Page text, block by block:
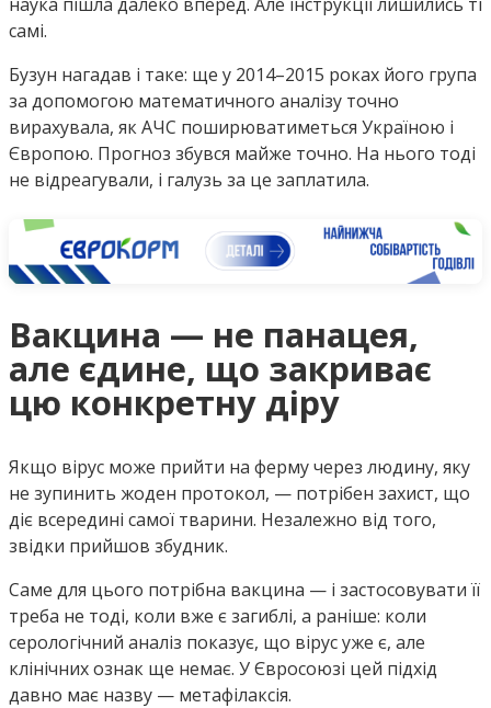
самі.
Бузун нагадав і таке: ще у 2014–2015 роках його група
за допомогою математичного аналізу точно
вирахувала, як АЧС поширюватиметься Україною і
Європою. Прогноз збувся майже точно. На нього тоді
не відреагували, і галузь за це заплатила.
Вакцина — не панацея,
але єдине, що закриває
цю конкретну діру
Якщо вірус може прийти на ферму через людину, яку
не зупинить жоден протокол, — потрібен захист, що
діє всередині самої тварини. Незалежно від того,
звідки прийшов збудник.
Саме для цього потрібна вакцина — і застосовувати її
треба не тоді, коли вже є загиблі, а раніше: коли
серологічний аналіз показує, що вірус уже є, але
клінічних ознак ще немає. У Євросоюзі цей підхід
давно має назву — метафілаксія.